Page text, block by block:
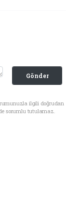
Gönder
ilgili doğrudan
sorumlu tutulamaz.